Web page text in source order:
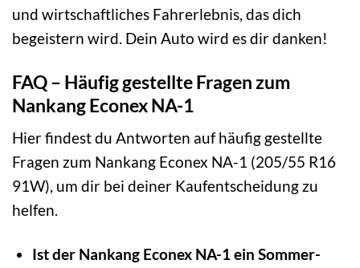
und wirtschaftliches Fahrerlebnis, das dich
begeistern wird. Dein Auto wird es dir danken!
FAQ – Häufig gestellte Fragen zum
Nankang Econex NA-1
Hier findest du Antworten auf häufig gestellte
Fragen zum Nankang Econex NA-1 (205/55 R16
91W), um dir bei deiner Kaufentscheidung zu
helfen.
Ist der Nankang Econex NA-1 ein Sommer-